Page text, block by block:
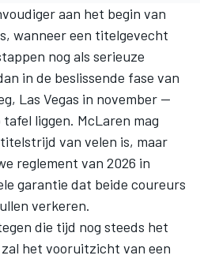
aan het begin van
wanneer een titelgevecht
nog als serieuze
in de beslissende fase van
Las Vegas in november —
liggen. McLaren mag
van velen is, maar
reglement van 2026 in
garantie dat beide coureurs
verkeren.
die tijd nog steeds het
het vooruitzicht van een